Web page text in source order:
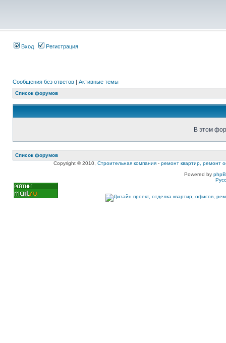
Вход Регистрация
Сообщения без ответов | Активные темы
Список форумов
В этом
Список форумов
Copyright © 2010, Строительная компания - ремонт квартир, ремонт
Powered by